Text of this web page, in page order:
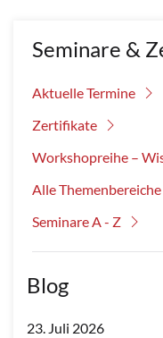
Seminare &
Aktuelle Termine
Zertifikate
Workshopreihe –
Alle Themenbereiche
Seminare A - Z
Blog
23. Juli 2026